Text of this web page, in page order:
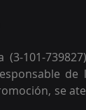
(3-101-
se